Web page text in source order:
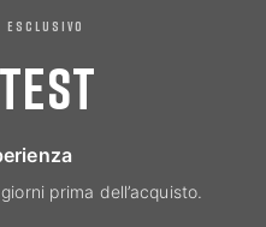
prima dell’acquisto.